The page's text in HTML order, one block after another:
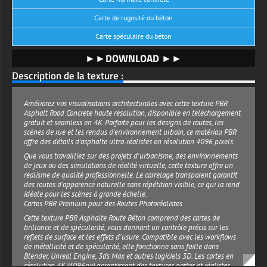
Carte de rugosité du béton
Carte spéculaire du béton
►►DOWNLOAD ►►
Description de la texture :
Améliorez vos visualisations architecturales avec cette texture PBR
Asphalt Road Concrete haute résolution, disponible en téléchargement
gratuit et seamless en 4K. Parfaite pour les designs de routes, les
scènes de rue et les rendus d'environnement urbain, ce matériau PBR
offre des détails d'asphalte ultra-réalistes en résolution 4096 pixels.
Que vous travailliez sur des projets d'urbanisme, des environnements
de jeux ou des simulations de réalité virtuelle, cette texture offre un
réalisme de qualité professionnelle. Le carrelage transparent garantit
des routes d'apparence naturelle sans répétition visible, ce qui la rend
idéale pour les scènes à grande échelle.
Cartes PBR Premium pour des Routes Photoréalistes
Cette texture PBR Asphalte Route Béton comprend des cartes de
brillance et de spécularité, vous donnant un contrôle précis sur les
reflets de surface et les effets d'usure. Compatible avec les workflows
de métallicité et de spécularité, elle fonctionne sans faille dans
Blender, Unreal Engine, 3ds Max et autres logiciels 3D. Les cartes en